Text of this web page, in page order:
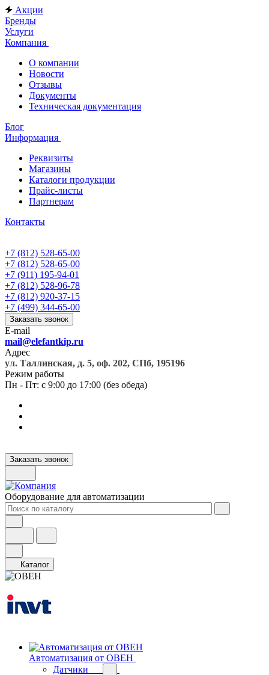
Акции
Бренды
Услуги
Компания
О компании
Новости
Отзывы
Документы
Техническая документация
Блог
Информация
Реквизиты
Магазины
Каталоги продукции
Прайс-листы
Партнерам
Контакты
+7 (812) 528-65-00
+7 (812) 528-65-00
+7 (911) 195-94-01
+7 (812) 528-96-78
+7 (812) 920-37-15
+7 (499) 344-65-00
Заказать звонок
E-mail
mail@elefantkip.ru
Адрес
ул. Таллинская, д. 5, оф. 202, СПб, 195196
Режим работы
Пн - Пт: с 9:00 до 17:00 (без обеда)
Заказать звонок
Оборудование для автоматизации
Каталог
Автоматизация от ОВЕН
Датчики